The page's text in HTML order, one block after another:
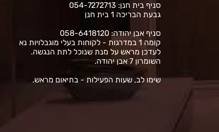
סניף בית חנן: 054-7272713
גבעת הבריכה 1 בית חנן
סניף אבן יהודה: 058-6418120
קומה 1 במדרגות - לקוחות בעלי מוגבלויות נא
לעדכן מראש על מנת שנוכל לתת הנגשה.
השומרון 7 אבן יהודה.
שימו לב, שעות הפעילות - בתיאום מראש.